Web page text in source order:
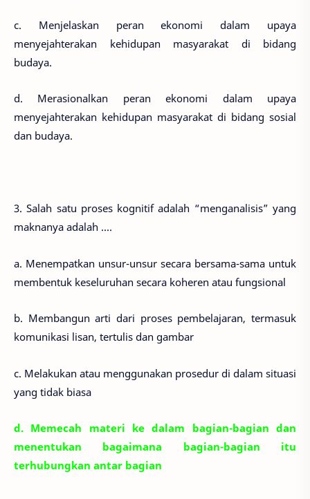
c. Menjelaskan peran ekonomi dalam upaya
menyejahterakan kehidupan masyarakat di bidang
budaya.
d. Merasionalkan peran ekonomi dalam upaya
menyejahterakan kehidupan masyarakat di bidang sosial
dan budaya.
3. Salah satu proses kognitif adalah “menganalisis” yang
maknanya adalah ....
a. Menempatkan unsur-unsur secara bersama-sama untuk
membentuk keseluruhan secara koheren atau fungsional
b. Membangun arti dari proses pembelajaran, termasuk
komunikasi lisan, tertulis dan gambar
c. Melakukan atau menggunakan prosedur di dalam situasi
yang tidak biasa
d. Memecah materi ke dalam bagian-bagian dan
menentukan bagaimana bagian-bagian itu
terhubungkan antar bagian